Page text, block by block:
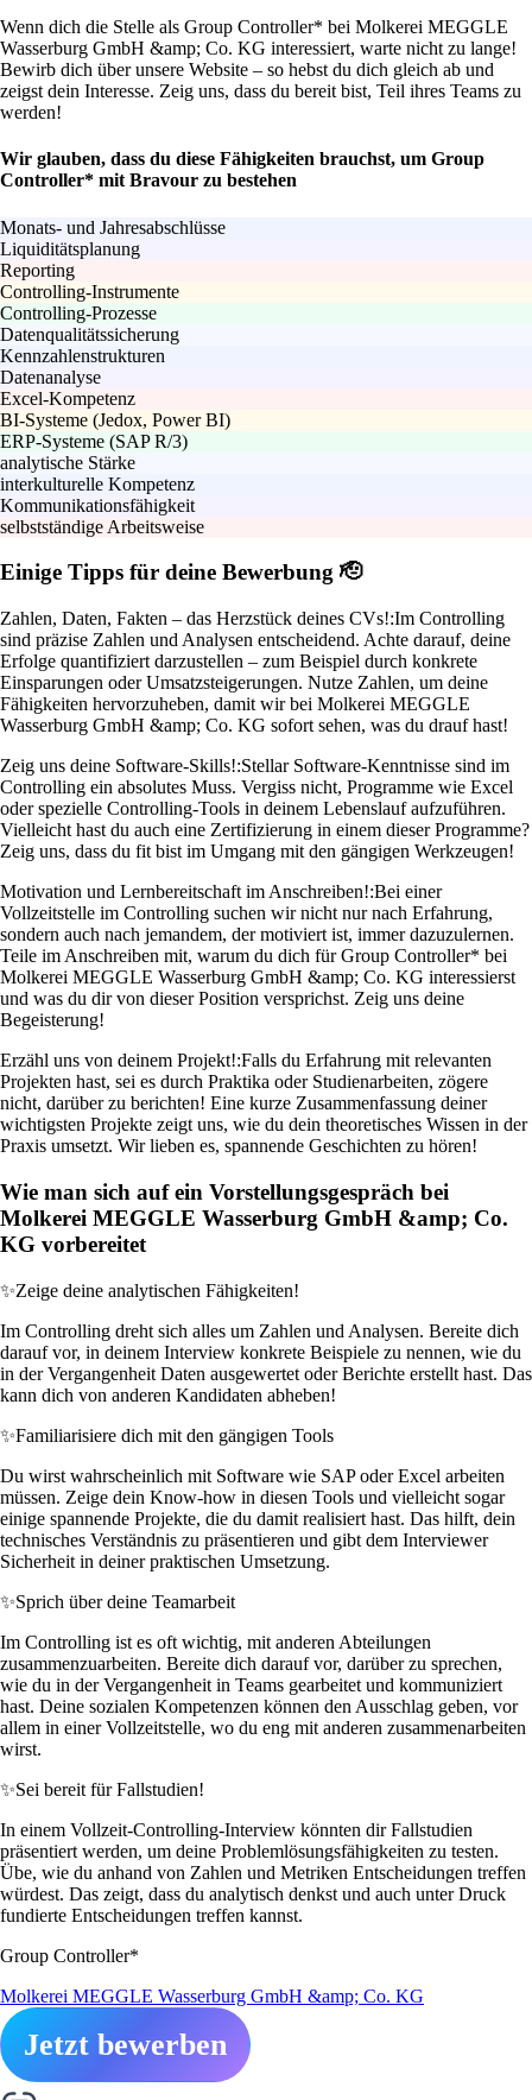
Wenn dich die Stelle als Group Controller* bei Molkerei MEGGLE
Wasserburg GmbH &amp; Co. KG interessiert, warte nicht zu lange!
Bewirb dich über unsere Website – so hebst du dich gleich ab und
zeigst dein Interesse. Zeig uns, dass du bereit bist, Teil ihres Teams zu
werden!
Wir glauben, dass du diese Fähigkeiten brauchst, um Group
Controller* mit Bravour zu bestehen
Monats- und Jahresabschlüsse
Liquiditätsplanung
Reporting
Controlling-Instrumente
Controlling-Prozesse
Datenqualitätssicherung
Kennzahlenstrukturen
Datenanalyse
Excel-Kompetenz
BI-Systeme (Jedox, Power BI)
ERP-Systeme (SAP R/3)
analytische Stärke
interkulturelle Kompetenz
Kommunikationsfähigkeit
selbstständige Arbeitsweise
Einige Tipps für deine Bewerbung 🫡
Zahlen, Daten, Fakten – das Herzstück deines CVs!:Im Controlling
sind präzise Zahlen und Analysen entscheidend. Achte darauf, deine
Erfolge quantifiziert darzustellen – zum Beispiel durch konkrete
Einsparungen oder Umsatzsteigerungen. Nutze Zahlen, um deine
Fähigkeiten hervorzuheben, damit wir bei Molkerei MEGGLE
Wasserburg GmbH &amp; Co. KG sofort sehen, was du drauf hast!
Zeig uns deine Software-Skills!:Stellar Software-Kenntnisse sind im
Controlling ein absolutes Muss. Vergiss nicht, Programme wie Excel
oder spezielle Controlling-Tools in deinem Lebenslauf aufzuführen.
Vielleicht hast du auch eine Zertifizierung in einem dieser Programme?
Zeig uns, dass du fit bist im Umgang mit den gängigen Werkzeugen!
Motivation und Lernbereitschaft im Anschreiben!:Bei einer
Vollzeitstelle im Controlling suchen wir nicht nur nach Erfahrung,
sondern auch nach jemandem, der motiviert ist, immer dazuzulernen.
Teile im Anschreiben mit, warum du dich für Group Controller* bei
Molkerei MEGGLE Wasserburg GmbH &amp; Co. KG interessierst
und was du dir von dieser Position versprichst. Zeig uns deine
Begeisterung!
Erzähl uns von deinem Projekt!:Falls du Erfahrung mit relevanten
Projekten hast, sei es durch Praktika oder Studienarbeiten, zögere
nicht, darüber zu berichten! Eine kurze Zusammenfassung deiner
wichtigsten Projekte zeigt uns, wie du dein theoretisches Wissen in der
Praxis umsetzt. Wir lieben es, spannende Geschichten zu hören!
Wie man sich auf ein Vorstellungsgespräch bei
Molkerei MEGGLE Wasserburg GmbH &amp; Co.
KG vorbereitet
✨Zeige deine analytischen Fähigkeiten!
Im Controlling dreht sich alles um Zahlen und Analysen. Bereite dich
darauf vor, in deinem Interview konkrete Beispiele zu nennen, wie du
in der Vergangenheit Daten ausgewertet oder Berichte erstellt hast. Das
kann dich von anderen Kandidaten abheben!
✨Familiarisiere dich mit den gängigen Tools
Du wirst wahrscheinlich mit Software wie SAP oder Excel arbeiten
müssen. Zeige dein Know-how in diesen Tools und vielleicht sogar
einige spannende Projekte, die du damit realisiert hast. Das hilft, dein
technisches Verständnis zu präsentieren und gibt dem Interviewer
Sicherheit in deiner praktischen Umsetzung.
✨Sprich über deine Teamarbeit
Im Controlling ist es oft wichtig, mit anderen Abteilungen
zusammenzuarbeiten. Bereite dich darauf vor, darüber zu sprechen,
wie du in der Vergangenheit in Teams gearbeitet und kommuniziert
hast. Deine sozialen Kompetenzen können den Ausschlag geben, vor
allem in einer Vollzeitstelle, wo du eng mit anderen zusammenarbeiten
wirst.
✨Sei bereit für Fallstudien!
In einem Vollzeit-Controlling-Interview könnten dir Fallstudien
präsentiert werden, um deine Problemlösungsfähigkeiten zu testen.
Übe, wie du anhand von Zahlen und Metriken Entscheidungen treffen
würdest. Das zeigt, dass du analytisch denkst und auch unter Druck
fundierte Entscheidungen treffen kannst.
Group Controller*
Molkerei MEGGLE Wasserburg GmbH &amp; Co. KG
Jetzt bewerben